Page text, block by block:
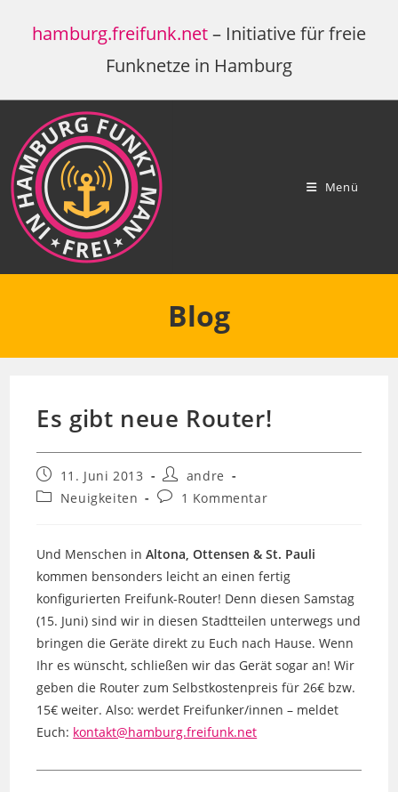
Inhalthamburg.freifunk.net– Initiative für freie
Funknetze in Hamburg
Menü
Blog
Es gibt neue Router!
Beitrag
veröffentlicht:
11. Juni 2013
Beitrags-
Autor:
andre
Beitrags-
Neuigkeiten
Beitrags-
1 Kommentar
Und Menschen inAltona, Ottensen & St. Pauli
kommen bensonders leicht an einen fertig
konfigurierten Freifunk-Router! Denn diesen Samstag
(15. Juni) sind wir in diesen Stadtteilen unterwegs und
bringen die Geräte direkt zu Euch nach Hause. Wenn
Ihr es wünscht, schließen wir das Gerät sogar an! Wir
geben die Router zum Selbstkostenpreis für 26€ bzw.
15€ weiter. Also: werdet Freifunker/innen – meldet
Euch: kontakt@hamburg.freifunk.net